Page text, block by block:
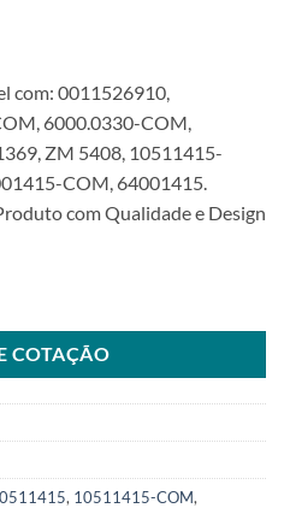
com: 0011526910,
6000.0330-COM,
ZM 5408, 10511415-
COM, 64001415.
com Qualidade e Design
COTAÇÃO
, 10511415-COM,